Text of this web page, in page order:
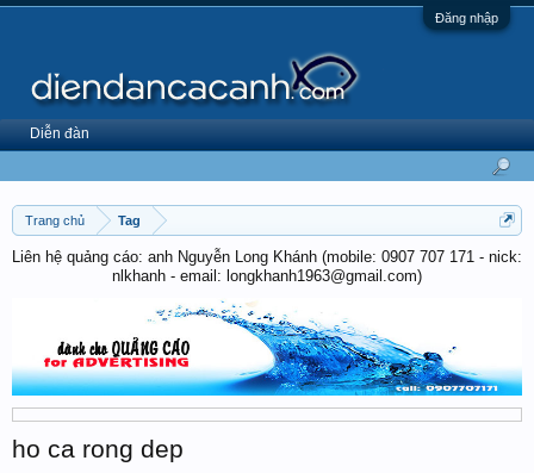
Đăng nhập
Trang chủ Tag
Liên hệ quảng cáo: anh Nguyễn Long Khánh (mobile: 0907 707 171 - nick:
nlkhanh - email: longkhanh1963@gmail.com)
ho ca rong dep
Diễn đàn